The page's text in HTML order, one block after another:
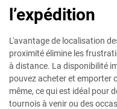
l’expédition
L'avantage de localisation
proximité élimine les
à distance. La disponibilité
pouvez acheter et emporter
même, ce qui est idéal pour
tournois à venir ou des